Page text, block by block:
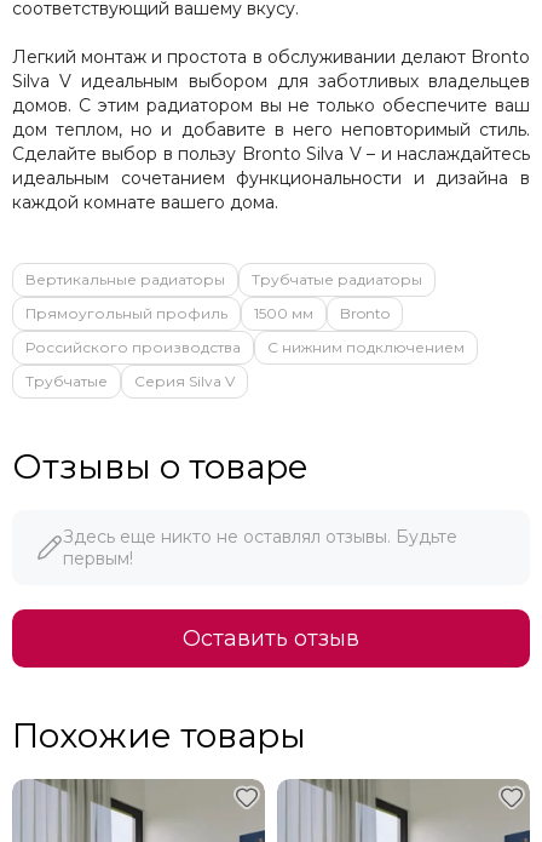
соответствующий вашему вкусу.
Легкий монтаж и простота в обслуживании делают Bronto
Silva V идеальным выбором для заботливых владельцев
домов. С этим радиатором вы не только обеспечите ваш
дом теплом, но и добавите в него неповторимый стиль.
Сделайте выбор в пользу Bronto Silva V – и наслаждайтесь
идеальным сочетанием функциональности и дизайна в
каждой комнате вашего дома.
Вертикальные радиаторы
Трубчатые радиаторы
Прямоугольный профиль
1500 мм
Bronto
Российского производства
С нижним подключением
Трубчатые
Серия Silva V
Отзывы о товаре
Здесь еще никто не оставлял отзывы. Будьте
первым!
Оставить отзыв
Похожие товары